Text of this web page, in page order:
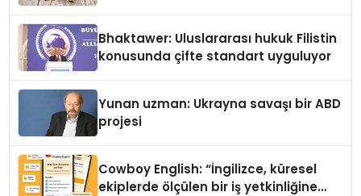
Bhaktawer: Uluslararası hukuk Filistin
konusunda çifte standart uyguluyor
Yunan uzman: Ukrayna savaşı bir ABD
projesi
Cowboy English: “İngilizce, küresel
ekiplerde ölçülen bir iş yetkinliğine